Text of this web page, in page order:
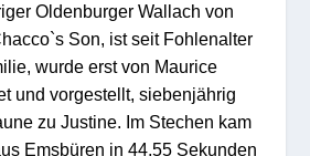
Oldenburger Wallach von
Son, ist seit Fohlenalter
wurde erst von Maurice
und vorgestellt, siebenjährig
zu Justine. Im Stechen kam
Emsbüren in 44,55 Sekunden